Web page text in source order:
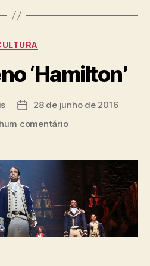
Categorias
‘Hamilton’
Data28 de junho de 2016
comentárioem
‘Hamilton’